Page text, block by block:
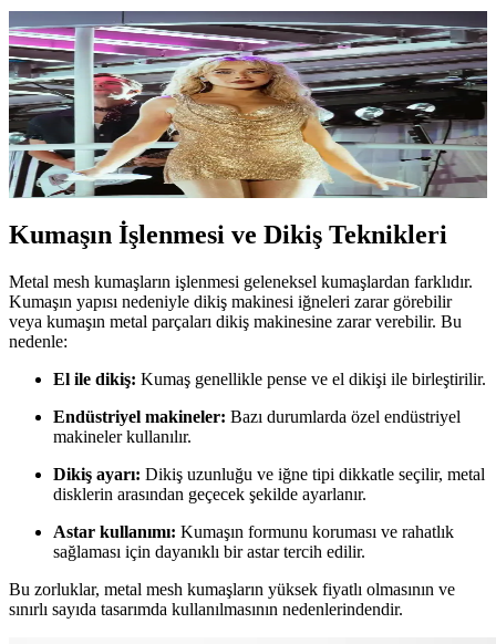
Versace'nin Metal Mesh Kumaşı: Oroton ve Zincir
Mail Kumaşların Moda Endüstrisindeki Rolü
Metal mesh kumaş, küçük metal disklerin zincir şeklinde
bağlanmasıyla oluşan parlak ve esnek bir materyaldir. Oroton
markası altında Versace tarafından kullanılan bu kumaş, yüksek
moda elbiselerde özel işçilik gerektirir.
Kumaşın İşlenmesi ve Dikiş Teknikleri
Metal mesh kumaşların işlenmesi geleneksel kumaşlardan farklıdır.
Kumaşın yapısı nedeniyle dikiş makinesi iğneleri zarar görebilir
veya kumaşın metal parçaları dikiş makinesine zarar verebilir. Bu
nedenle:
El ile dikiş: Kumaş genellikle pense ve el dikişi ile birleştirilir.
Endüstriyel makineler: Bazı durumlarda özel endüstriyel
makineler kullanılır.
Dikiş ayarı: Dikiş uzunluğu ve iğne tipi dikkatle seçilir, metal
disklerin arasından geçecek şekilde ayarlanır.
Astar kullanımı: Kumaşın formunu koruması ve rahatlık
sağlaması için dayanıklı bir astar tercih edilir.
Bu zorluklar, metal mesh kumaşların yüksek fiyatlı olmasının ve
sınırlı sayıda tasarımda kullanılmasının nedenlerindendir.